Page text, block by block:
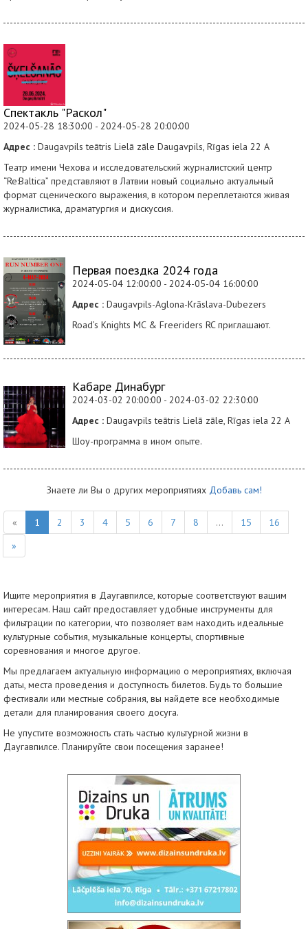
Спектакль "Раскол"
2024-05-28 18:30:00 - 2024-05-28 20:00:00
Адрес : Daugavpils teātris Lielā zāle Daugavpils, Rīgas iela 22 A
Театр имени Чехова и исследовательский журналистский центр
“Re:Baltica” представляют в Латвии новый социально актуальный
формат сценического выражения, в котором переплетаются живая
журналистика, драматургия и дискуссия.
Первая поездка 2024 года
2024-05-04 12:00:00 - 2024-05-04 16:00:00
Адрес : Daugavpils-Aglona-Krāslava-Dubezers
Road’s Knights MC & Freeriders RC приглашают.
Кабаре Динабург
2024-03-02 20:00:00 - 2024-03-02 22:30:00
Адрес : Daugavpils teātris Lielā zāle, Rīgas iela 22 A
Шоу-программа в ином опыте.
Знаете ли Вы о других мероприятиях Добавь сам!
« 1 2 3 4 5 6 7 8 ... 15
16
»
Ищите мероприятия в Даугавпилсе, которые соответствуют вашим
интересам. Наш сайт предоставляет удобные инструменты для
фильтрации по категории, что позволяет вам находить идеальные
культурные события, музыкальные концерты, спортивные
соревнования и многое другое.
Мы предлагаем актуальную информацию о мероприятиях, включая
даты, места проведения и доступность билетов. Будь то большие
фестивали или местные собрания, вы найдете все необходимые
детали для планирования своего досуга.
Не упустите возможность стать частью культурной жизни в
Даугавпилсе. Планируйте свои посещения заранее!